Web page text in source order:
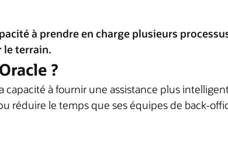
à prendre en charge plusieurs
le terrain.
?
capacité à fournir une assistance plus
réduire le temps que ses équipes de back-